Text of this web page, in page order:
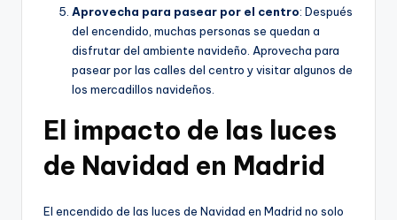
Aprovecha para pasear por el centro: Después
del encendido, muchas personas se quedan a
disfrutar del ambiente navideño. Aprovecha para
pasear por las calles del centro y visitar algunos de
los mercadillos navideños.
El impacto de las luces
de Navidad en Madrid
El encendido de las luces de Navidad en Madrid no solo